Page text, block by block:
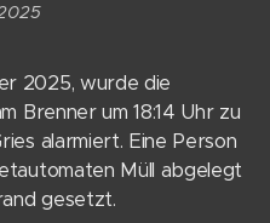
2025, wurde die
Brenner um 18:14 Uhr zu
alarmiert. Eine Person
Müll abgelegt
gesetzt.